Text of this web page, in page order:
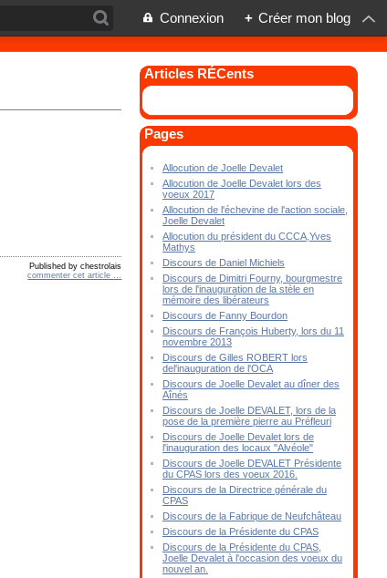
Connexion + Créer mon blog
Published by chestrolais
commenter cet article
Articles RÉCents
Pages
Allocution de Joelle Devalet
Allocution de Joelle Devalet lors des
voeux 2017
Allocution de l'échevine de l'action sociale,
Joelle Devalet
Allocution du président du CCCA,Yves
Mathys
Discours de Daniel Michiels
Discours de Dimitri Fourny, bourgmestre
lors de l'inauguration de la stèle en
mémoire des libérateurs
Discours de Fanny Bourdon
Discours de François Huberty, lors du 11
novembre 2013
Discours de Gilles ROBERT lors
del'inauguration de l'OCA
Discours de Joelle Devalet au dîner des
Aînés
Discours de Joelle DEVALET, lors de la
pose de la première pierre au Préfleuri
Discours de Joelle Devalet lors de
l'inauguration des locaux "Alvéole"
Discours de Joelle DEVALET Présidente
du CPAS lors des voeux 2016.
Discours de la Directrice générale du
CPAS
Discours de la Fabrique de Neufchâteau
Discours de la Présidente du CPAS
Discours de la Présidente du CPAS,
Joelle Devalet à l'occasion des voeux du
nouvel an.